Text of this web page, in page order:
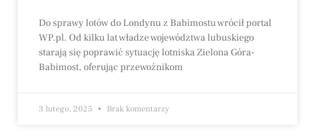
Do sprawy lotów do Londynu z Babimostu wrócił portal
WP.pl. Od kilku lat władze województwa lubuskiego
starają się poprawić sytuację lotniska Zielona Góra-
Babimost, oferując przewoźnikom
3 lutego, 2025 Brak komentarzy